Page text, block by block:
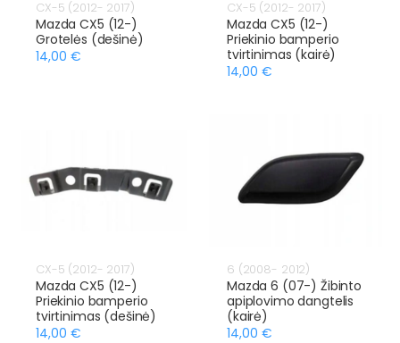
CX-5 (2012- 2017)
Mazda CX5 (12-)
Grotelės (dešinė)
14,00 €
CX-5 (2012- 2017)
Mazda CX5 (12-)
Priekinio bamperio
tvirtinimas (kairė)
14,00 €
CX-5 (2012- 2017)
Mazda CX5 (12-)
Priekinio bamperio
tvirtinimas (dešinė)
14,00 €
6 (2008- 2012)
Mazda 6 (07-) Žibinto
apiplovimo dangtelis
(kairė)
14,00 €